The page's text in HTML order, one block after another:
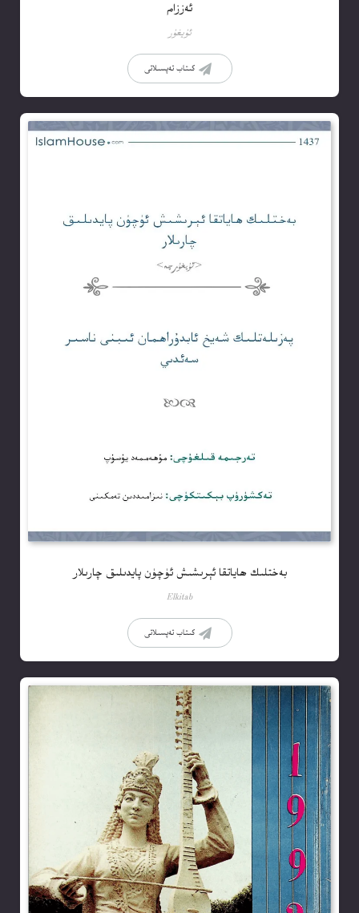
ئەززام
ئۇيغۇر
كىتاب تەپسىلاتى
بەختلىك ھاياتقا ئېرىشىش ئۈچۈن پايدىلىق چارىلار
Elkitab
كىتاب تەپسىلاتى